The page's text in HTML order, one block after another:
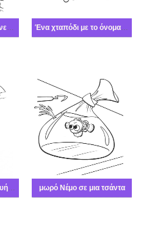
Ο Μάρλιν ανησυχεί συνεχώς για τον γιο του Νέμο Ένα χταπόδι με το όνομα Χανκ
Μια ασυνήθιστη συσκευή μπήκε στο δρόμο της νεολαίας μωρό Νέμο σε μια τσάντα